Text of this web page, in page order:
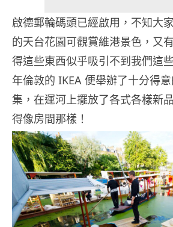
啟德郵輪碼頭已經啟用，不知大
的天台花園可觀賞維港景色，又
得這些東西似乎吸引不到我們這
年倫敦的 IKEA 便舉辦了十分得
集，在運河上擺放了各式各樣新
得像房間那樣！